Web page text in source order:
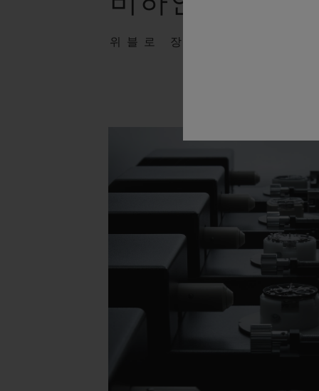
위블로 장인정신